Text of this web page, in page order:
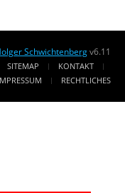
Schwichtenbergv6.11
SITEMAP
KONTAKT
RECHTLICHES